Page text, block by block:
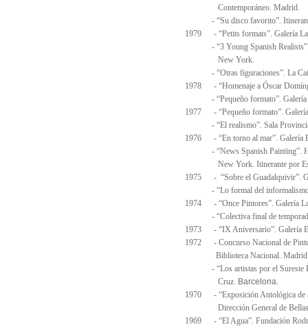
Contemporáneo. Madrid.
- “Su disco favorito”.
1979 - “Petits formats”. Galería
- “3 Young Spanish Realists”.
New York.
- “Otras figuraciones”. La
1978 - “Homenaje a Óscar
- “Pequeño formato”. Galería
1977 - “Pequeño formato”.
- “El realismo”. Sala
1976 - “En torno al mar”. Galería
- “News Spanish Painting”.
New York. Itinerante por
1975 - “Sobre el Guadalquivir”.
- “Lo formal del informalismo”.
1974 - “Once Pintores”. Galería
- “Colectiva final de
1973 - “IX Aniversario”. Galería
1972 - Concurso Nacional de
Biblioteca Nacional.
- “Los artistas por el Sureste
Cruz. Barcelona.
1970 - “Exposición Antológica de
Dirección General de Bellas
1969 - “El Agua”. Fundación